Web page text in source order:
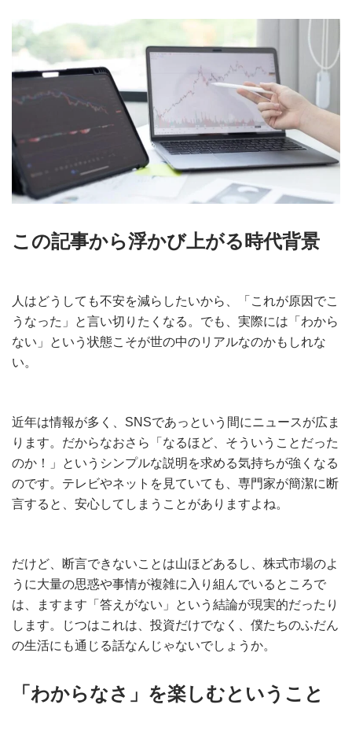
この記事から浮かび上がる時代背景
人はどうしても不安を減らしたいから、「これが原因でこ
うなった」と言い切りたくなる。でも、実際には「わから
ない」という状態こそが世の中のリアルなのかもしれな
い。
近年は情報が多く、SNSであっという間にニュースが広ま
ります。だからなおさら「なるほど、そういうことだった
のか！」というシンプルな説明を求める気持ちが強くなる
のです。テレビやネットを見ていても、専門家が簡潔に断
言すると、安心してしまうことがありますよね。
だけど、断言できないことは山ほどあるし、株式市場のよ
うに大量の思惑や事情が複雑に入り組んでいるところで
は、ますます「答えがない」という結論が現実的だったり
します。じつはこれは、投資だけでなく、僕たちのふだん
の生活にも通じる話なんじゃないでしょうか。
「わからなさ」を楽しむということ